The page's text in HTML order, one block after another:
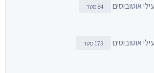
84 מטר
173 מטר